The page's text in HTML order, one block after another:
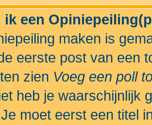
ik een
maken is
eerste post van een
zien Voeg een poll
heb je waarschijnlijk
moet eerst een titel